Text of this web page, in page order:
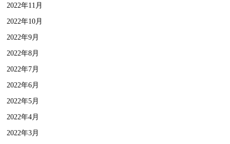
2022年11月
2022年10月
2022年9月
2022年8月
2022年7月
2022年6月
2022年5月
2022年4月
2022年3月